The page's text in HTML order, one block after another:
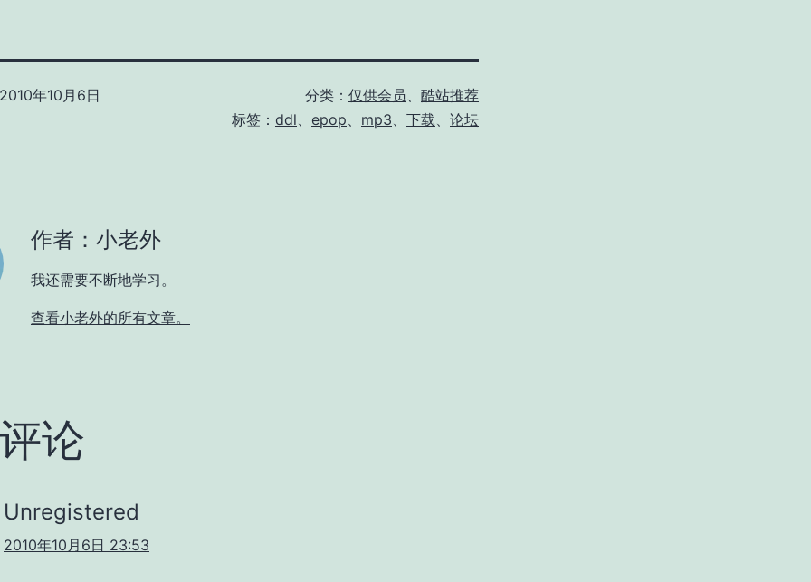
2010年10月6日 分类： 仅供会员
酷站推荐
标签： ddl epop mp3 下载 论坛
作者：小老外
我还需要不断地学习。
查看小老外的所有文章。
论
Unregistered
2010年10月6日 23:53